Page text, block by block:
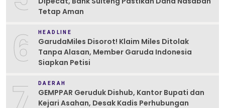
Tetap Aman
6 HEADLINE
GarudaMiles Disorot! Klaim Miles Ditolak
Tanpa Alasan, Member Garuda Indonesia
Siapkan Petisi
DAERAH
GEMPPAR Geruduk Dishub, Kantor Bupati dan
Kejari Asahan, Desak Kadis Perhubungan